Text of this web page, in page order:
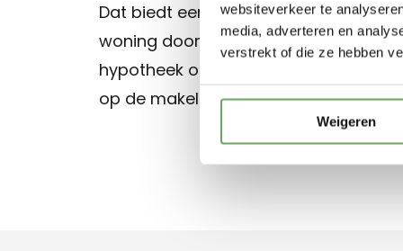
websiteverkeer te
media, adverteren en
verstrekt of die ze hebben
Weigeren
Dat biedt een hoop voordelen. Ook
woning door ons laat verkopen en
hypotheek ook verzorgen, dan
op de makelaarskosten. Dat is